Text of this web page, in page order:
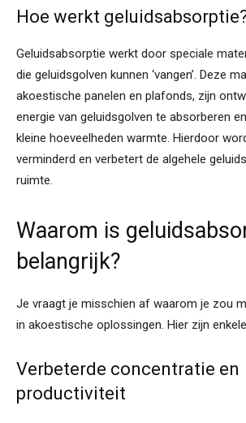
Hoe werkt
Geluidsabsorptie werkt door speciale
die geluidsgolven kunnen ‘vangen’. Deze
akoestische panelen en plafonds, zijn
energie van geluidsgolven te absorberen
kleine hoeveelheden warmte. Hierdoor
verminderd en verbetert de algehele
ruimte.
Waarom is
belangrijk?
Je vraagt je misschien af waarom je zou
in akoestische oplossingen. Hier zijn
Verbeterde concentratie en
productiviteit